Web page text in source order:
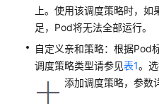
上。使用该调度策略时，
足，Pod将无法全部运行。
自定义亲和策略：根据Pod
调度策略类型请参见表1。
添加调度策略，参数